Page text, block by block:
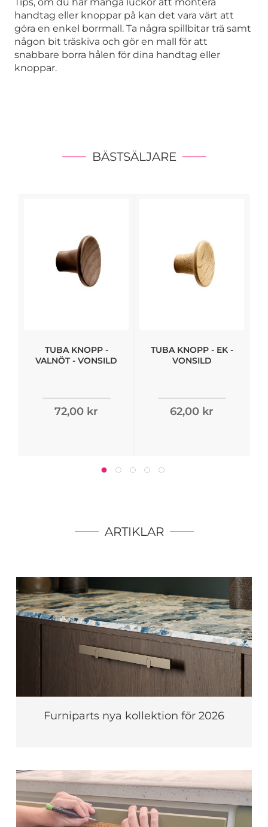
handtag eller knoppar på kan det vara värt att
göra en enkel borrmall. Ta några spillbitar trä samt
någon bit träskiva och gör en mall för att
snabbare borra hålen för dina handtag eller
knoppar.
BÄSTSÄLJARE
TUBA KNOPP -
VALNÖT - VONSILD
72,00 kr
TUBA KNOPP - EK -
VONSILD
62,00 kr
ARTIKLAR
Furniparts nya kollektion för 2026